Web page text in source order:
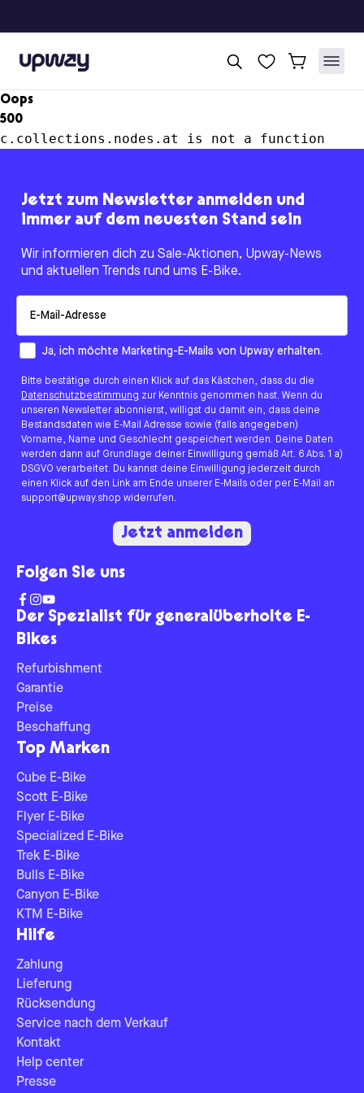
Upway
Oops
500
c.collections.nodes.at is not a function
Der Spezialist für generalüberholte E-
Bikes
Refurbishment
Garantie
Preise
Beschaffung
Top Marken
Cube E-Bike
Scott E-Bike
Flyer E-Bike
Specialized E-Bike
Trek E-Bike
Bulls E-Bike
Canyon E-Bike
KTM E-Bike
Hilfe
Zahlung
Lieferung
Rücksendung
Service nach dem Verkauf
Kontakt
Help center
Presse
Jetzt zum Newsletter anmelden und
immer auf dem neuesten Stand sein
Wir informieren dich zu Sale-Aktionen, Upway-News
und aktuellen Trends rund ums E-Bike.
How would you like to hear from us?
Ja, ich möchte Marketing-E-Mails von Upway erhalten.
Bitte bestätige durch einen Klick auf das Kästchen, dass du die
Datenschutzbestimmung zur Kenntnis genommen hast. Wenn du
unseren Newsletter abonnierst, willigst du damit ein, dass deine
Bestandsdaten wie E-Mail Adresse sowie (falls angegeben)
Vorname, Name und Geschlecht gespeichert werden. Deine Daten
werden dann auf Grundlage deiner Einwilligung gemäß Art. 6 Abs. 1 a)
DSGVO verarbeitet. Du kannst deine Einwilligung jederzeit durch
einen Klick auf den Link am Ende unserer E-Mails oder per E-Mail an
support@upway.shop widerrufen.
Jetzt anmelden
Folgen Sie uns